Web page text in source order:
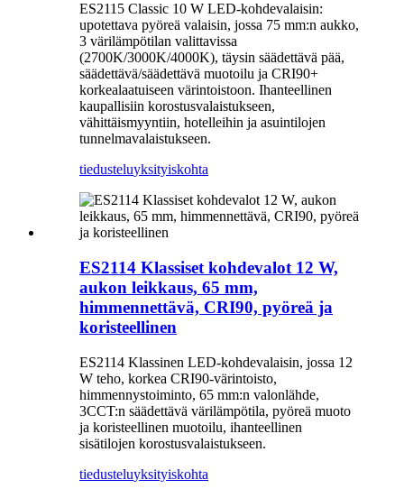
ES2115 Classic 10 W LED-kohdevalaisin:
upotettava pyöreä valaisin, jossa 75 mm:n aukko,
3 värilämpötilan valittavissa
(2700K/3000K/4000K), täysin säädettävä pää,
säädettävä/säädettävä muotoilu ja CRI90+
korkealaatuiseen värintoistoon. Ihanteellinen
kaupallisiin korostusvalaistukseen,
vähittäismyyntiin, hotelleihin ja asuintilojen
tunnelmavalaistukseen.
tiedusteluyksityiskohta
ES2114 Klassiset kohdevalot 12 W,
aukon leikkaus, 65 mm,
himmennettävä, CRI90, pyöreä ja
koristeellinen
ES2114 Klassinen LED-kohdevalaisin, jossa 12
W teho, korkea CRI90-värintoisto,
himmennystoiminto, 65 mm:n valonlähde,
3CCT:n säädettävä värilämpötila, pyöreä muoto
ja koristeellinen muotoilu, ihanteellinen
sisätilojen korostusvalaistukseen.
tiedusteluyksityiskohta